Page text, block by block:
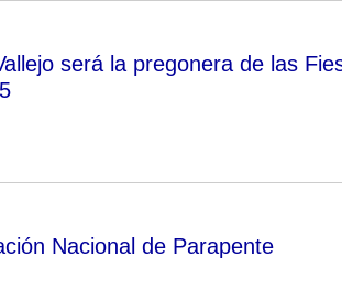
será la pregonera de las
Nacional de Parapente